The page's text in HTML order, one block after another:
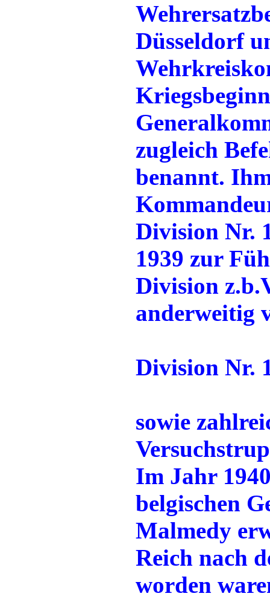
Düsseldorf
zugleich
benannt.
Division Nr.
1939 zur
Division
anderweitig
Division Nr.
sowie
Im Jahr
belgischen
Malmedy
Reich nach
worden